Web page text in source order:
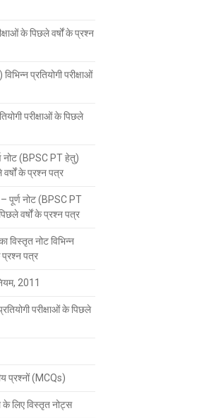
के पिछले वर्षों के प्रश्न
प्रतियोगी परीक्षाओं
परीक्षाओं के पिछले
नोट (BPSC PT हेतु)
वर्षों के प्रश्न पत्र
– पूर्ण नोट (BPSC PT
वर्षों के प्रश्न पत्र
विस्तृत नोट विभिन्न
प्रश्न पत्र
2011
परीक्षाओं के पिछले
प्रश्नों (MCQs)
के लिए विस्तृत नोट्स